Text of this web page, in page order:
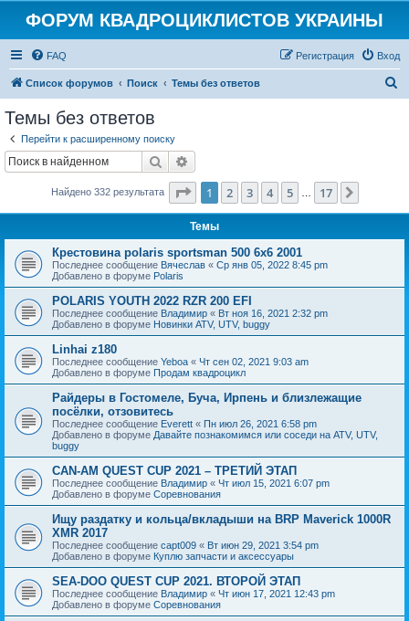
ФОРУМ КВАДРОЦИКЛИСТОВ УКРАИНЫ
FAQ Вход
Регистрация
Список форумов Поиск Темы без ответов
Темы без ответов
Перейти к расширенному поиску
Поиск
Найдено 332 результата Страница из 17
1 2 3 4 5 17
Темы
Крестовина polaris sportsman 500 6x6 2001
Последнее сообщение Вячеслав « Ср янв 05, 2022 8:45 pm
Добавлено в форуме Polaris
POLARIS YOUTH 2022 RZR 200 EFI
Последнее сообщение Владимир « Вт ноя 16, 2021 2:32 pm
Добавлено в форуме Новинки ATV, UTV, buggy
Linhai z180
Последнее сообщение Yeboa « Чт сен 02, 2021 9:03 am
Добавлено в форуме Продам квадроцикл
Райдеры в Гостомеле, Буча, Ирпень и близлежащие
посёлки, отзовитесь
Последнее сообщение Everett « Пн июл 26, 2021 6:58 pm
Добавлено в форуме Давайте познакомимся или соседи на ATV, UTV,
buggy
CAN-AM QUEST CUP 2021 – ТРЕТИЙ ЭТАП
Последнее сообщение Владимир « Чт июл 15, 2021 6:07 pm
Добавлено в форуме Соревнования
Ищу раздатку и кольца/вкладыши на BRP Maverick 1000R
XMR 2017
Последнее сообщение capt009 « Вт июн 29, 2021 3:54 pm
Добавлено в форуме Куплю запчасти и аксессуары
SEA-DOO QUEST CUP 2021. ВТОРОЙ ЭТАП
Последнее сообщение Владимир « Чт июн 17, 2021 12:43 pm
Добавлено в форуме Соревнования